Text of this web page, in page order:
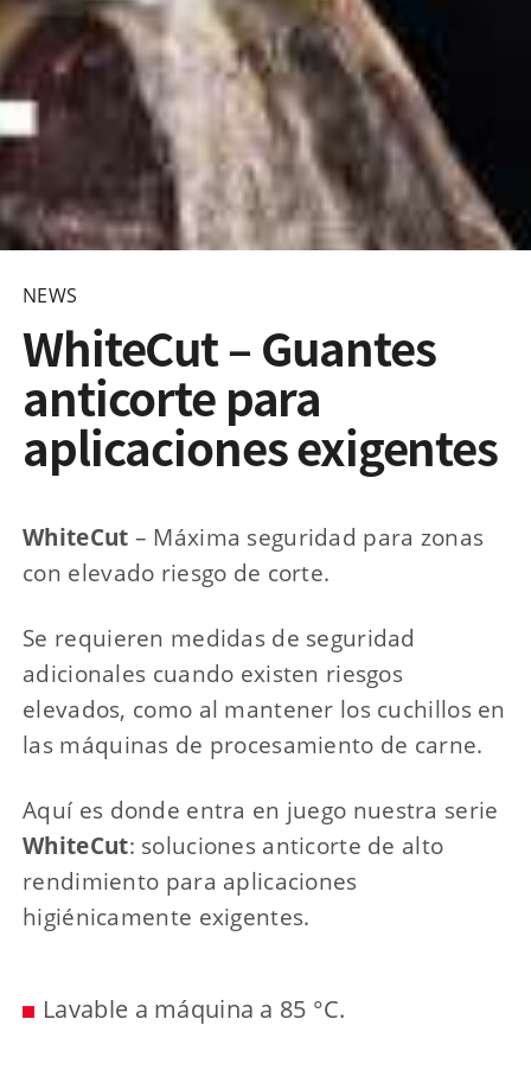
NEWS
WhiteCut – Guantes
anticorte para
aplicaciones exigentes
WhiteCut – Máxima seguridad para zonas
con elevado riesgo de corte.
Se requieren medidas de seguridad
adicionales cuando existen riesgos
elevados, como al mantener los cuchillos en
las máquinas de procesamiento de carne.
Aquí es donde entra en juego nuestra serie
WhiteCut: soluciones anticorte de alto
rendimiento para aplicaciones
higiénicamente exigentes.
Lavable a máquina a 85 °C.